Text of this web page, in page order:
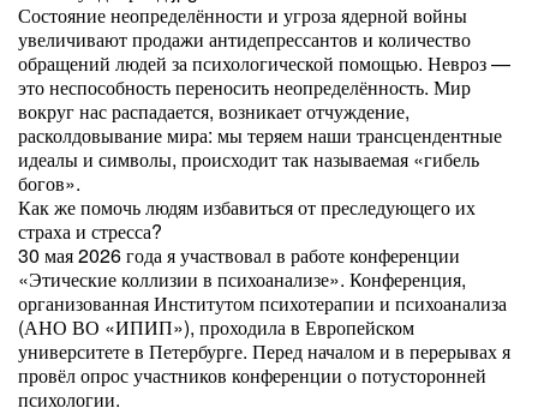
Состояние неопределённости и угроза ядерной войны
увеличивают продажи антидепрессантов и количество
обращений людей за психологической помощью. Невроз —
это неспособность переносить неопределённость. Мир
вокруг нас распадается, возникает отчуждение,
расколдовывание мира: мы теряем наши трансцендентные
идеалы и символы, происходит так называемая «гибель
богов».
Как же помочь людям избавиться от преследующего их
страха и стресса?
30 мая 2026 года я участвовал в работе конференции
«Этические коллизии в психоанализе». Конференция,
организованная Институтом психотерапии и психоанализа
(АНО ВО «ИПИП»), проходила в Европейском
университете в Петербурге. Перед началом и в перерывах я
провёл опрос участников конференции о потусторонней
психологии.